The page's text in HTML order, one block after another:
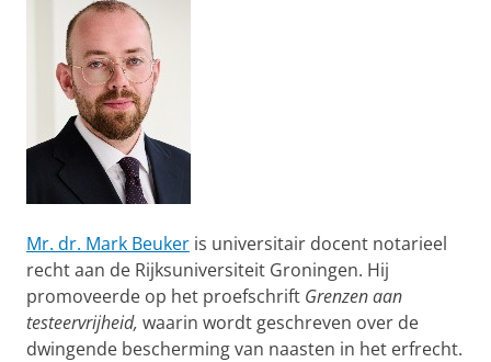
Mr. dr. Mark Beuker is universitair docent notarieel
recht aan de Rijksuniversiteit Groningen. Hij
promoveerde op het proefschrift Grenzen aan
testeervrijheid, waarin wordt geschreven over de
dwingende bescherming van naasten in het erfrecht.